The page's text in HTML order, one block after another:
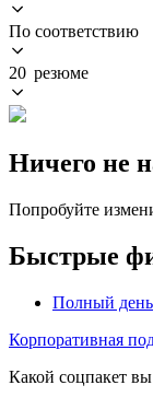
По соответствию
20 резюме
Ничего не
Попробуйте
Быстрые
Полный день
Корпоративная
Какой соцпакет